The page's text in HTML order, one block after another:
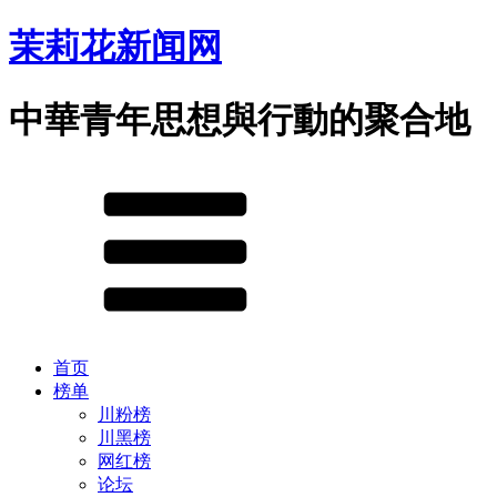
茉莉花新闻网
中華青年思想與行動的聚合地
首页
榜单
川粉榜
川黑榜
网红榜
论坛